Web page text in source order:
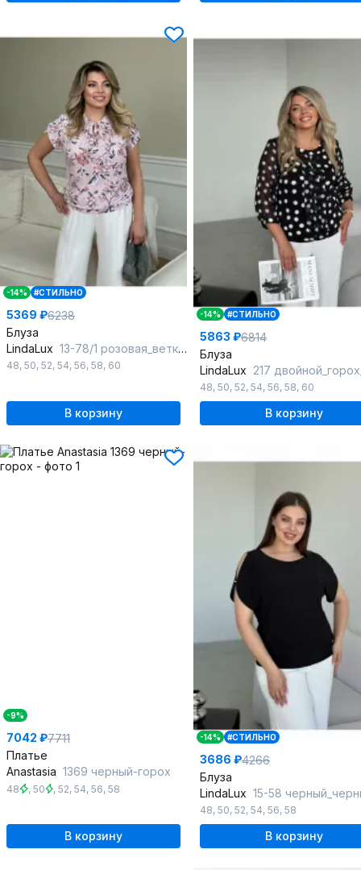
-14% #СТИЛЬНО
5369 ₽6238
Блуза
LindaLux 13-78/1 розовая_ветка_розовый
48, 50, 52, 54, 56, 58, 60
В корзину
-14% #СТИЛЬНО
5863 ₽6814
Блуза
LindaLux 217
48, 50, 52, 54, 56, 58, 60
В корзину
-9%
7042 ₽7711
Платье
Anastasia 1369 черный-горох
48 , 50 , 52, 54, 56, 58
В корзину
-14% #СТИЛЬНО
3686 ₽4266
Блуза
LindaLux 15-58
48, 50, 52, 54, 56, 58
В корзину